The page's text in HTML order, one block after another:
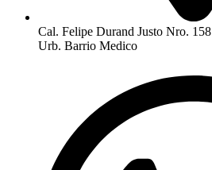
Cal. Felipe Durand Justo Nro. 158
Urb. Barrio Medico